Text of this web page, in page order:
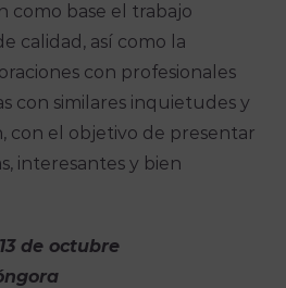
como base el trabajo
calidad, así como la
con profesionales
con similares inquietudes y
con el objetivo de presentar
interesantes y bien
de octubre